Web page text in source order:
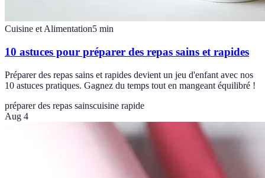
Cuisine et Alimentation5 min
10 astuces pour préparer des repas sains et rapides
Préparer des repas sains et rapides devient un jeu d'enfant avec nos
10 astuces pratiques. Gagnez du temps tout en mangeant équilibré !
préparer des repas sainscuisine rapide
Aug 4